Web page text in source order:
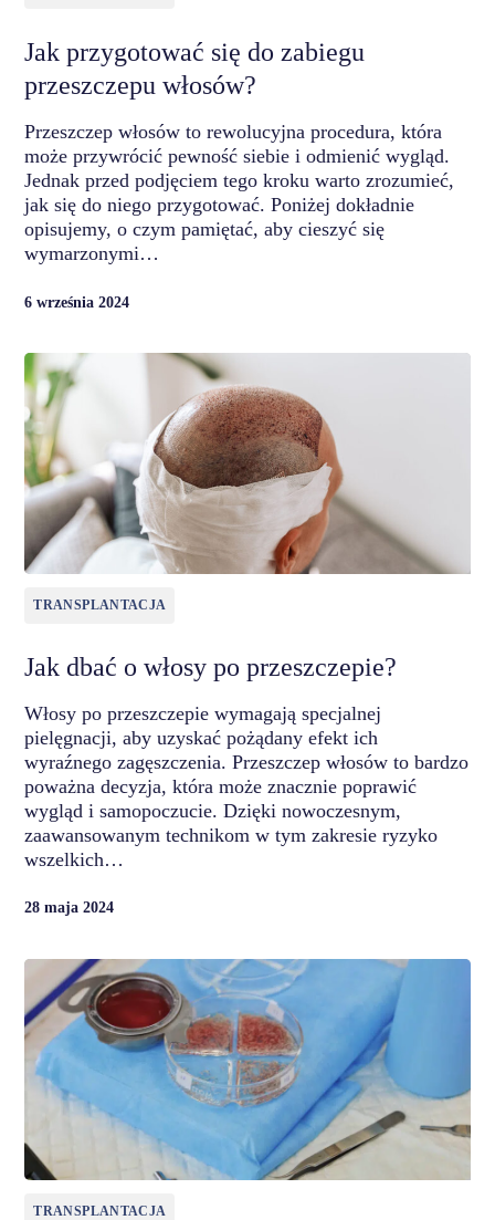
Jak przygotować się do zabiegu
przeszczepu włosów?
Przeszczep włosów to rewolucyjna procedura, która
może przywrócić pewność siebie i odmienić wygląd.
Jednak przed podjęciem tego kroku warto zrozumieć,
jak się do niego przygotować. Poniżej dokładnie
opisujemy, o czym pamiętać, aby cieszyć się
wymarzonymi…
6 września 2024
TRANSPLANTACJA
Jak dbać o włosy po przeszczepie?
Włosy po przeszczepie wymagają specjalnej
pielęgnacji, aby uzyskać pożądany efekt ich
wyraźnego zagęszczenia. Przeszczep włosów to bardzo
poważna decyzja, która może znacznie poprawić
wygląd i samopoczucie. Dzięki nowoczesnym,
zaawansowanym technikom w tym zakresie ryzyko
wszelkich…
28 maja 2024
TRANSPLANTACJA